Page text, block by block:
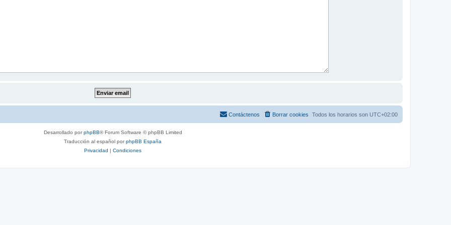
Todos los horarios son UTC+02:00
Borrar cookies
Contáctenos
Desarrollado porphpBB® Forum Software © phpBB Limited
Traducción al español porphpBB España
Privacidad | Condiciones